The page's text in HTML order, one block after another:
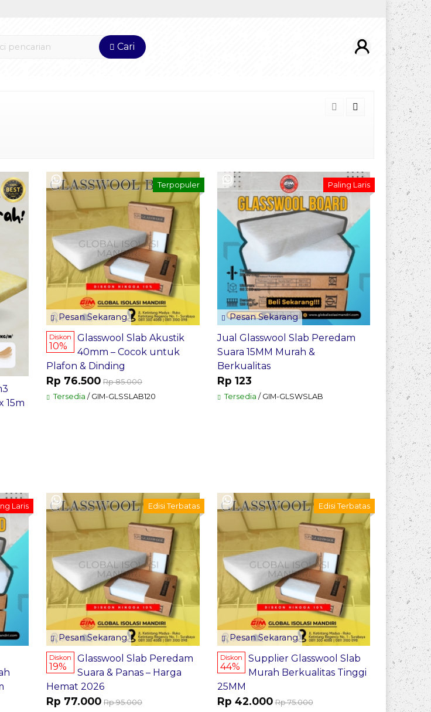
Cari
15m
Pesan Sekarang
Terpopuler
Diskon
10%
Glasswool Slab Akustik
40mm – Cocok untuk
Plafon & Dinding
Rp 76.500 Rp 85.000
Tersedia / GIM-GLSSLAB120
Pesan Sekarang
Paling Laris
Jual Glasswool Slab Peredam
Suara 15MM Murah &
Berkualitas
Rp 123
Tersedia / GIM-GLSWSLAB
Laris
Pesan Sekarang
Edisi Terbatas
Diskon
19%
Glasswool Slab Peredam
Suara & Panas – Harga
Hemat 2026
Rp 77.000 Rp 95.000
Pesan Sekarang
Edisi Terbatas
Diskon
44%
Supplier Glasswool Slab
Murah Berkualitas Tinggi
25MM
Rp 42.000 Rp 75.000